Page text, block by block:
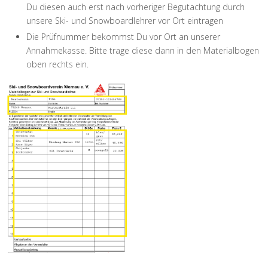
Du diesen auch erst nach vorheriger Begutachtung durch
unsere Ski- und Snowboardlehrer vor Ort eintragen
Die Prüfnummer bekommst Du vor Ort an unserer
Annahmekasse. Bitte trage diese dann in den Materialbogen
oben rechts ein.